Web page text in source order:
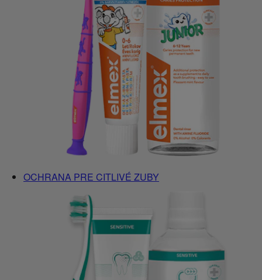
OCHRANA PRE CITLIVÉ ZUBY